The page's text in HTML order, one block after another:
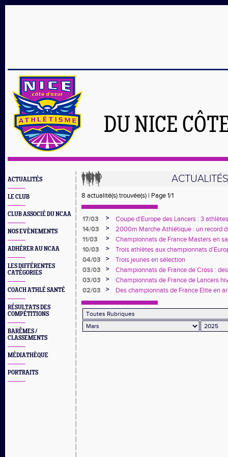
DU NICE
ACTUALITÉS
LE CLUB
CLUB ASSOCIÉ DU NCAA
NOS EVÈNEMENTS
ADHÉRER AU NCAA
LES DIFFÉRENTES
CATÉGORIES
COACH ATHLÉ SANTÉ
RÉSULTATS DES
COMPÉTITIONS
BARÊMES /
CLASSEMENTS
MÉDIATHÈQUE
PORTRAITS
ACTUALITÉS
8 actualité(s) trouvée(s) | Page 1/1
17/03 >
Coupe d'Europe des Lancers : 3
14/03
>
2000m Marche Athlétique : un record
Vauban
11/03 >
Championnats de France Masters en
NCAA
10/03 >
Trois athlètes aux championnats
04/03
>
Trois jeunes en sélection
03/03
>
Championnats de France de Cross :
encourageantes
03/03 >
Championnats de France de Lancers
titres !
02/03 > Des championnats de France Elite en